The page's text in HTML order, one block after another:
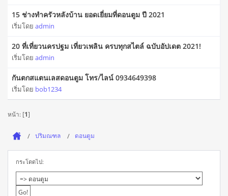
15 ช่างทําครัวหลังบ้าน ยอดเยี่ยมที่ดอนตูม ปี 2021
เริ่มโดย admin
20 ที่เที่ยวนครปฐม เที่ยวเพลิน ครบทุกสไตล์ ฉบับอัปเดต 2021!
เริ่มโดย admin
กันตกสแตนเลสดอนตูม โทร/ไลน์ 0934649398
เริ่มโดย bob1234
หน้า: [1]
ปริมณฑล ดอนตูม
กระโดดไป: